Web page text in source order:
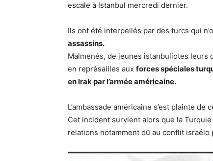
escale à Istanbul mercredi dernier.
Ils ont été interpellés par des turcs qui
assassins.
Malmenés, de jeunes istanbuliotes leurs
en représailles aux forces spéciales
en Irak par l’armée américaine.
L’ambassade américaine s’est plainte de
Cet incident survient alors que la
relations notamment dû au conflit israélo